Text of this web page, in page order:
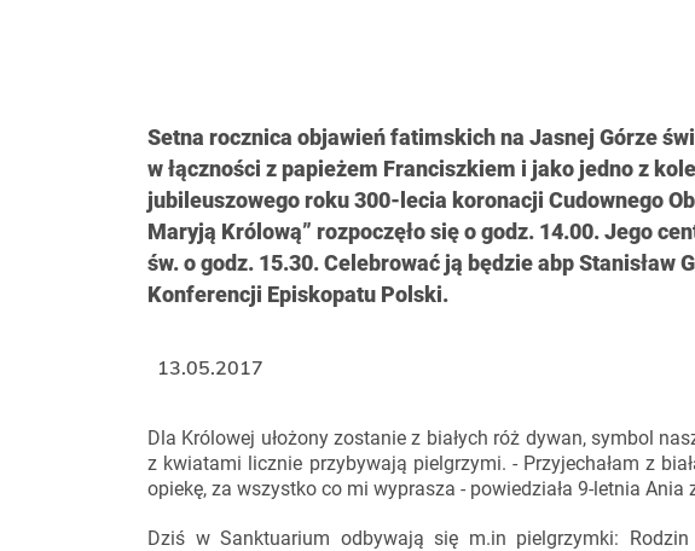
Setna rocznica objawień fatimskich na Jasnej Górze
w łączności z papieżem Franciszkiem i jako jedno z
jubileuszowego roku 300-lecia koronacji Cudownego
Maryją Królową” rozpoczęło się o godz. 14.00. Jego
św. o godz. 15.30. Celebrować ją będzie abp Stanisław
Konferencji Episkopatu Polski.
Dla Królowej ułożony zostanie z białych róż dywan, symbol
z kwiatami licznie przybywają pielgrzymi. - Przyjechałam z
opiekę, za wszystko co mi wyprasza - powiedziała 9-letnia Ania
Dziś w Sanktuarium odbywają się m.in pielgrzymki: Rodzin
13.05.2017